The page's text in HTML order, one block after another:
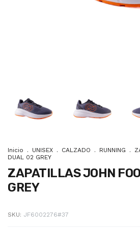
Inicio . UNISEX . CALZADO . RUNNING .
DUAL 02 GREY
ZAPATILLAS JOHN
GREY
SKU: JF6002276#37